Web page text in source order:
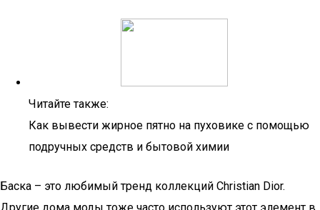
Читайте также:
Как вывести жирное пятно на пуховике с помощью
подручных средств и бытовой химии
Баска – это любимый тренд коллекций Christian Dior.